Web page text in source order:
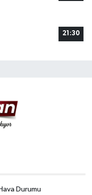
21:30
Durumu